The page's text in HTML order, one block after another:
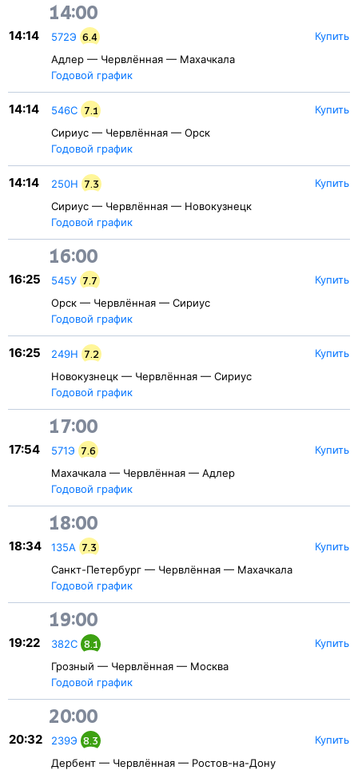
14:00
14:14 572Э 6.4
Адлер — Червлённая — Махачкала
Годовой график
Купить
14:14 546С 7.1
Сириус — Червлённая — Орск
Годовой график
Купить
14:14 250Н 7.3
Сириус — Червлённая — Новокузнецк
Годовой график
Купить
16:00
16:25 545У 7.7
Орск — Червлённая — Сириус
Годовой график
Купить
16:25 249Н 7.2
Новокузнецк — Червлённая — Сириус
Годовой график
Купить
17:00
17:54 571Э 7.6
Махачкала — Червлённая — Адлер
Годовой график
Купить
18:00
18:34 135А 7.3
Санкт-Петербург — Червлённая — Махачкала
Годовой график
Купить
19:00
19:22 382С 8.1
Грозный — Червлённая — Москва
Годовой график
Купить
20:00
20:32 239Э 8.3
Дербент — Червлённая — Ростов-на-Дону
Купить